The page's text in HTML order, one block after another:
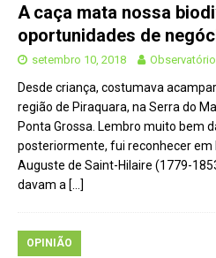
A caça mata nossa
oportunidades de
setembro 10, 2018
Desde criança, costumava
região de Piraquara, na Serra do
Ponta Grossa. Lembro muito bem
posteriormente, fui reconhecer em
Auguste de Saint-Hilaire (1779-
davam a […]
OPINIÃO